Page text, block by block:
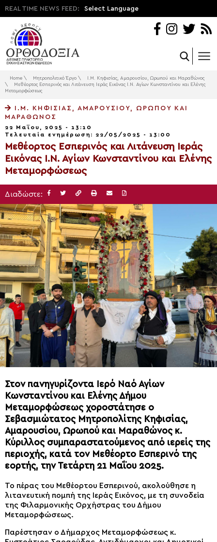
REAL TIME NEWS FEED: Select Language
Home \ Μητροπολιτικό Έργο \
Ι.Μ. Κηφισίας, Αμαρουσίου, Ωρωπού και Μαραθώνος
\
Μεθέορτος Εσπερινός και Λιτάνευση Ιεράς Εικόνας Ι.Ν. Αγίων Κωνσταντίνου και Ελένης
Μεταμορφώσεως
Ι.Μ. ΚΗΦΙΣΊΑΣ, ΑΜΑΡΟΥΣΊΟΥ, ΩΡΩΠΟΎ ΚΑΙ
ΜΑΡΑΘΏΝΟΣ
22 Μαΐου, 2025 - 13:10
Τελευταία ενημέρωση: 22/05/2025 - 13:00
Μεθέορτος Εσπερινός και Λιτάνευση Ιεράς
Εικόνας Ι.Ν. Αγίων Κωνσταντίνου και Ελένης
Μεταμορφώσεως
Διαδώστε:
Στον πανηγυρίζοντα Ιερό Ναό Αγίων
Κωνσταντίνου και Ελένης Δήμου
Μεταμορφώσεως χοροστάτησε ο
Σεβασμιώτατος Μητροπολίτης Κηφισίας,
Αμαρουσίου, Ωρωπού και Μαραθώνος κ.
Κύριλλος συμπαραστατούμενος από ιερείς της
περιοχής, κατά τον Μεθέορτο Εσπερινό της
εορτής, την Τετάρτη 21 Μαΐου 2025.
Το πέρας του Μεθέορτου Εσπερινού, ακολούθησε η
λιτανευτική πομπή της Ιεράς Εικόνος, με τη συνοδεία
της Φιλαρμονικής Ορχήστρας του Δήμου
Μεταμορφώσεως.
Παρέστησαν ο Δήμαρχος Μεταμορφώσεως κ.